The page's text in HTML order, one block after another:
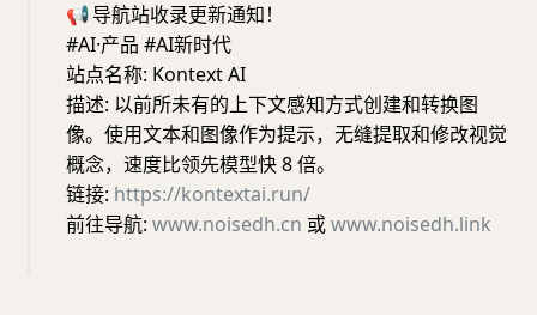
📢导航站收录更新通知！
#AI·产品 #AI新时代
站点名称: Kontext AI
描述: 以前所未有的上下文感知方式创建和转换图
像。使用文本和图像作为提示，无缝提取和修改视觉
概念，速度比领先模型快 8 倍。
链接: https://kontextai.run/
前往导航: www.noisedh.cn 或www.noisedh.link